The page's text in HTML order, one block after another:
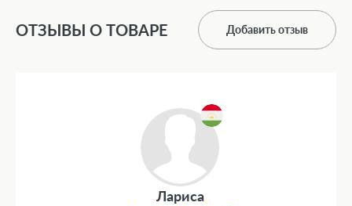
ОТЗЫВЫ О ТОВАРЕ Добавить отзыв
Лариса